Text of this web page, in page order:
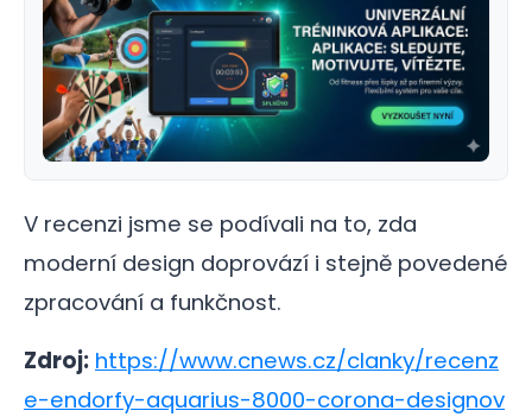
V recenzi jsme se podívali na to, zda
moderní design doprovází i stejně povedené
zpracování a funkčnost.
Zdroj: https://www.cnews.cz/clanky/recenz
e-endorfy-aquarius-8000-corona-designov